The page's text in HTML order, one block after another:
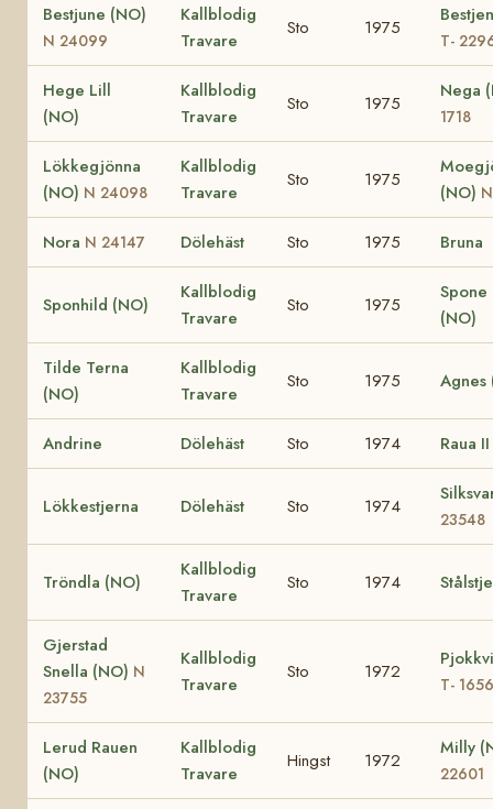
Bestjune (NO)
N 24099
Kallblodig
Travare
Sto 1975
T-
Hege Lill
(NO)
Kallblodig
Travare
Sto 1975
Nega
1718
Lökkegjönna
(NO) N 24098
Kallblodig
Travare
Sto 1975
(NO)
Nora N 24147 Dölehäst Sto 1975 Bruna
Sponhild (NO)
Kallblodig
Travare
Sto 1975
Spone
(NO)
Tilde Terna
(NO)
Kallblodig
Travare
Sto 1975 Agnes
Andrine Dölehäst Sto 1974 Raua II
Lökkestjerna Dölehäst Sto 1974
23548
Tröndla (NO)
Kallblodig
Travare
Sto 1974
Gjerstad
Snella (NO) N
23755
Kallblodig
Travare
Sto 1972
T- 1656
Lerud Rauen
(NO)
Kallblodig
Travare
Hingst 1972
Milly
22601